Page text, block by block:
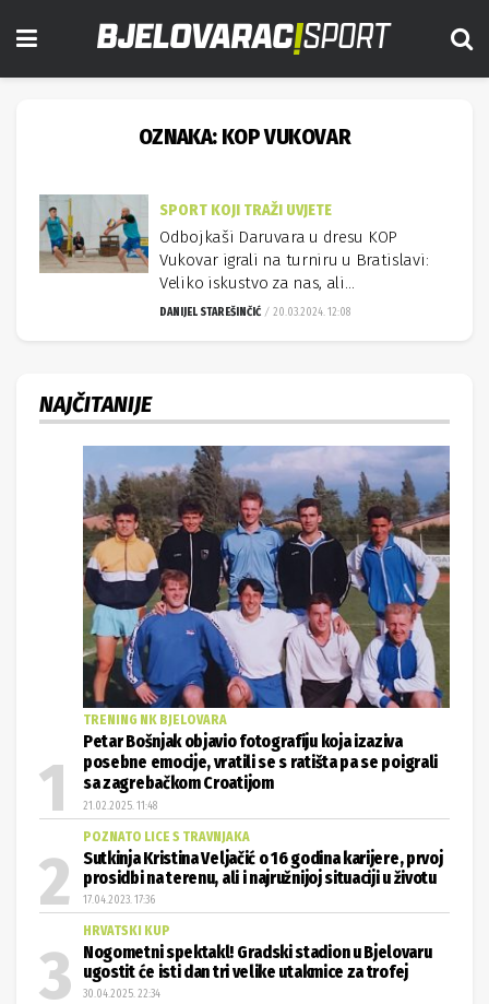
OZNAKA: KOP VUKOVAR
SPORT KOJI TRAŽI UVJETE
Odbojkaši Daruvara u dresu KOP
Vukovar igrali na turniru u Bratislavi:
Veliko iskustvo za nas, ali…
DANIJEL STAREŠINČIĆ 20.03.2024. 12:08
NAJČITANIJE
TRENING NK BJELOVARA
Petar Bošnjak objavio fotografiju koja izaziva
posebne emocije, vratili se s ratišta pa se poigrali
sa zagrebačkom Croatijom
21.02.2025. 11:48
POZNATO LICE S TRAVNJAKA
Sutkinja Kristina Veljačić o 16 godina karijere, prvoj
prosidbi na terenu, ali i najružnijoj situaciji u životu
17.04.2023. 17:36
HRVATSKI KUP
Nogometni spektakl! Gradski stadion u Bjelovaru
ugostit će isti dan tri velike utakmice za trofej
30.04.2025. 22:34